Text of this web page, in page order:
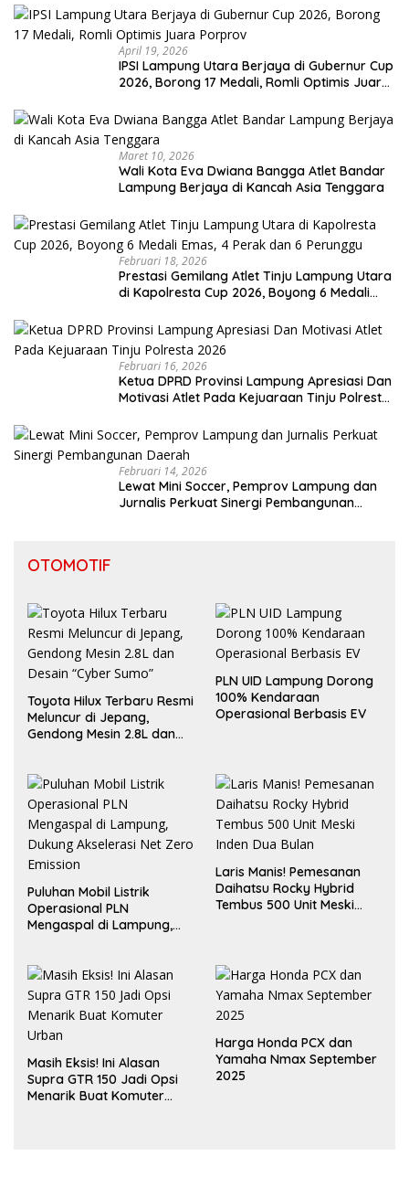
April 19, 2026
IPSI Lampung Utara Berjaya di Gubernur Cup
2026, Borong 17 Medali, Romli Optimis Juara
Maret 10, 2026
Wali Kota Eva Dwiana Bangga Atlet Bandar
Lampung Berjaya di Kancah Asia Tenggara
Februari 18, 2026
Prestasi Gemilang Atlet Tinju Lampung Utara
di Kapolresta Cup 2026, Boyong 6 Medali
Februari 16, 2026
Ketua DPRD Provinsi Lampung Apresiasi Dan
Motivasi Atlet Pada Kejuaraan Tinju Polresta
Februari 14, 2026
Lewat Mini Soccer, Pemprov Lampung dan
Jurnalis Perkuat Sinergi Pembangunan
OTOMOTIF
Toyota Hilux Terbaru Resmi
Meluncur di Jepang,
Gendong Mesin 2.8L dan
PLN UID Lampung Dorong
100% Kendaraan
Operasional Berbasis EV
Puluhan Mobil Listrik
Operasional PLN
Mengaspal di Lampung,
Laris Manis! Pemesanan
Daihatsu Rocky Hybrid
Tembus 500 Unit Meski
Masih Eksis! Ini Alasan
Supra GTR 150 Jadi Opsi
Menarik Buat Komuter
Harga Honda PCX dan
Yamaha Nmax September
2025